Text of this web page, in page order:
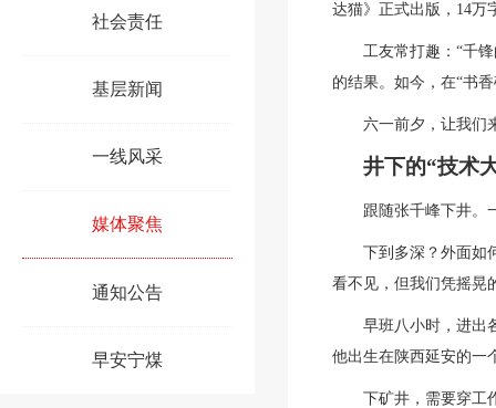
社会责任
基层新闻
一线风采
媒体聚焦
通知公告
早安宁煤
达猫》正式出版，14万
工友常打趣：“千
的结果。如今，在“书
六一前夕，让我们
井下的“技术
跟随张千峰下井。
下到多深？外面如
看不见，但我们凭摇晃
早班八小时，进出
他出生在陕西延安的一
下矿井，需要穿工